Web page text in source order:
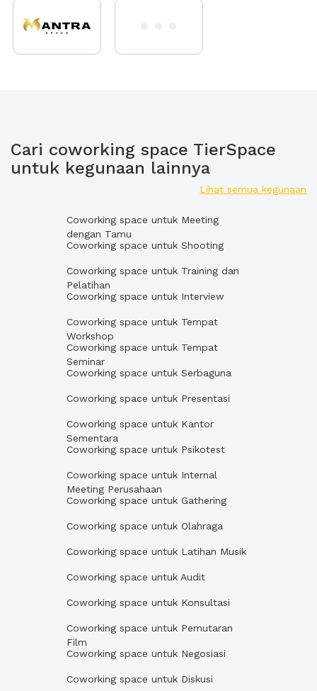
Cari coworking space TierSpace
untuk kegunaan lainnya
Lihat semua kegunaan
Coworking space untuk Meeting
dengan Tamu
Coworking space untuk Shooting
Coworking space untuk Training dan
Pelatihan
Coworking space untuk Interview
Coworking space untuk Tempat
Workshop
Coworking space untuk Tempat
Seminar
Coworking space untuk Serbaguna
Coworking space untuk Presentasi
Coworking space untuk Kantor
Sementara
Coworking space untuk Psikotest
Coworking space untuk Internal
Meeting Perusahaan
Coworking space untuk Gathering
Coworking space untuk Olahraga
Coworking space untuk Latihan Musik
Coworking space untuk Audit
Coworking space untuk Konsultasi
Coworking space untuk Pemutaran
Film
Coworking space untuk Negosiasi
Coworking space untuk Diskusi